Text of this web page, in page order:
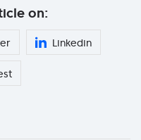
on:
Linkedin